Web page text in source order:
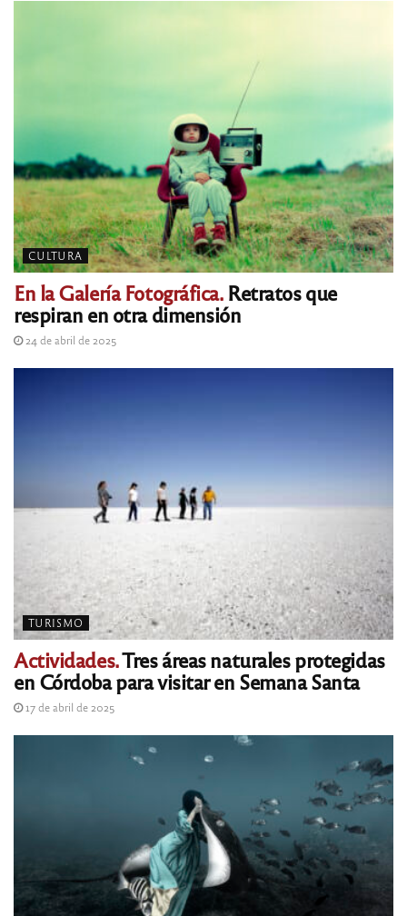
CULTURA
En la Galería Fotográfica.Retratos que
respiran en otra dimensión
24 de abril de 2025
TURISMO
Actividades.Tres áreas naturales protegidas
en Córdoba para visitar en Semana Santa
17 de abril de 2025